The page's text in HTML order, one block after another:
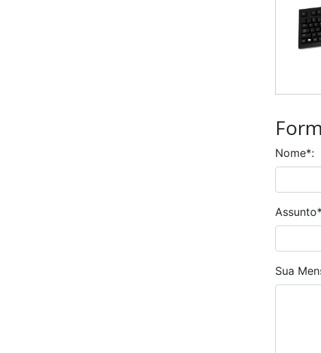
Nome*:
Assunto*
Sua